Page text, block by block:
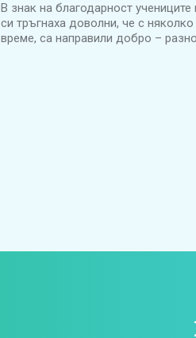
В знак на благодарност
си тръгнаха доволни, че с
време, са направили добро –